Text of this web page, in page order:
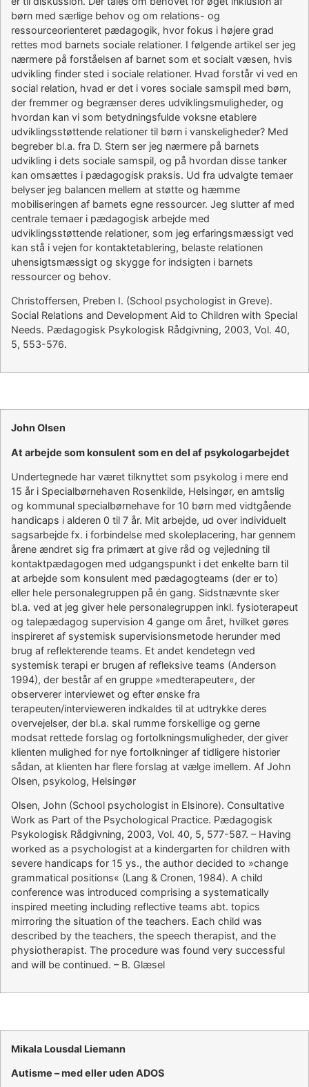
børn med særlige behov og om relations- og
ressourceorienteret pædagogik, hvor fokus i højere grad
rettes mod barnets sociale relationer. I følgende artikel ser jeg
nærmere på forståelsen af barnet som et socialt væsen, hvis
udvikling finder sted i sociale relationer. Hvad forstår vi ved en
social relation, hvad er det i vores sociale samspil med børn,
der fremmer og begrænser deres udviklingsmuligheder, og
hvordan kan vi som betydningsfulde voksne etablere
udviklingsstøttende relationer til børn i vanskeligheder? Med
begreber bl.a. fra D. Stern ser jeg nærmere på barnets
udvikling i dets sociale samspil, og på hvordan disse tanker
kan omsættes i pædagogisk praksis. Ud fra udvalgte temaer
belyser jeg balancen mellem at støtte og hæmme
mobiliseringen af barnets egne ressourcer. Jeg slutter af med
centrale temaer i pædagogisk arbejde med
udviklingsstøttende relationer, som jeg erfaringsmæssigt ved
kan stå i vejen for kontaktetablering, belaste relationen
uhensigtsmæssigt og skygge for indsigten i barnets
ressourcer og behov.
Christoffersen, Preben I. (School psychologist in Greve).
Social Relations and Development Aid to Children with Special
Needs. Pædagogisk Psykologisk Rådgivning, 2003, Vol. 40,
5, 553-576.
John Olsen
At arbejde som konsulent som en del af psykologarbejdet
Undertegnede har været tilknyttet som psykolog i mere end
15 år i Specialbørnehaven Rosenkilde, Helsingør, en amtslig
og kommunal specialbørnehave for 10 børn med vidtgående
handicaps i alderen 0 til 7 år. Mit arbejde, ud over individuelt
sagsarbejde fx. i forbindelse med skoleplacering, har gennem
årene ændret sig fra primært at give råd og vejledning til
kontaktpædagogen med udgangspunkt i det enkelte barn til
at arbejde som konsulent med pædagogteams (der er to)
eller hele personalegruppen på én gang. Sidstnævnte sker
bl.a. ved at jeg giver hele personalegruppen inkl. fysioterapeut
og talepædagog supervision 4 gange om året, hvilket gøres
inspireret af systemisk supervisionsmetode herunder med
brug af reflekterende teams. Et andet kendetegn ved
systemisk terapi er brugen af refleksive teams (Anderson
1994), der består af en gruppe »medterapeuter«, der
observerer interviewet og efter ønske fra
terapeuten/intervieweren indkaldes til at udtrykke deres
overvejelser, der bl.a. skal rumme forskellige og gerne
modsat rettede forslag og fortolkningsmuligheder, der giver
klienten mulighed for nye fortolkninger af tidligere historier
sådan, at klienten har flere forslag at vælge imellem. Af John
Olsen, psykolog, Helsingør
Olsen, John (School psychologist in Elsinore). Consultative
Work as Part of the Psychological Practice. Pædagogisk
Psykologisk Rådgivning, 2003, Vol. 40, 5, 577-587. – Having
worked as a psychologist at a kindergarten for children with
severe handicaps for 15 ys., the author decided to »change
grammatical positions« (Lang & Cronen, 1984). A child
conference was introduced comprising a systematically
inspired meeting including reflective teams abt. topics
mirroring the situation of the teachers. Each child was
described by the teachers, the speech therapist, and the
physiotherapist. The procedure was found very successful
and will be continued. – B. Glæsel
Mikala Lousdal Liemann
Autisme – med eller uden ADOS